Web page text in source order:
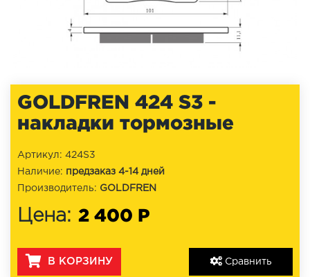
GOLDFREN 424 S3 -
накладки тормозные
Сравнить
Артикул: 424S3
Наличие: предзаказ 4-14 дней
Производитель: GOLDFREN
Цена: 2 400 Р
В КОРЗИНУ